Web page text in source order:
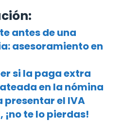
antes de una
asesoramiento en
si la paga extra
en la nómina
presentar el IVA
te lo pierdas!